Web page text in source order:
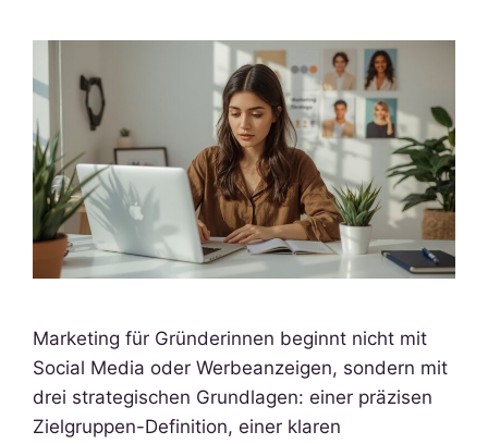
Marketing für Gründerinnen beginnt nicht mit
Social Media oder Werbeanzeigen, sondern mit
drei strategischen Grundlagen: einer präzisen
Zielgruppen-Definition, einer klaren